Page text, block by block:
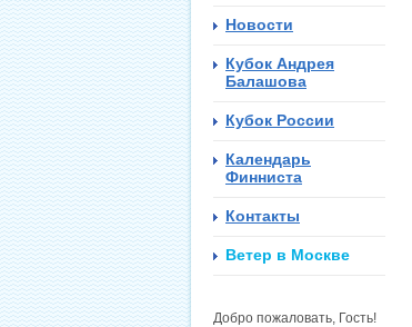
Новости
Кубок Андрея
Балашова
Кубок России
Календарь
Финниста
Контакты
Ветер в Москве
Добро пожаловать, Гость!